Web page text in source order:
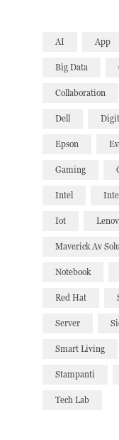
AI App
Big Data
Collaboration
Dell
Epson
Gaming
Intel
Iot
Maverick Av
Notebook
Red Hat
Server
Smart Living
Stampanti
Tech Lab